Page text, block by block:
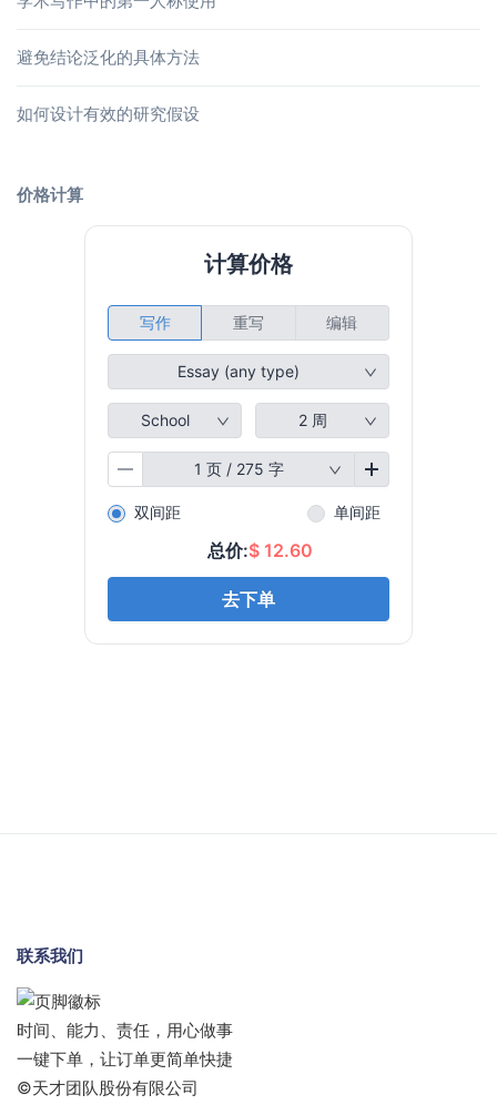
避免结论泛化的具体方法
如何设计有效的研究假设
价格计算
联系我们
时间、能力、责任，用心做事
一键下单，让订单更简单快捷
©天才团队股份有限公司